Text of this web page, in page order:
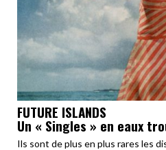
FUTURE ISLANDS
Un « Singles » en eaux
Ils sont de plus en plus rares les